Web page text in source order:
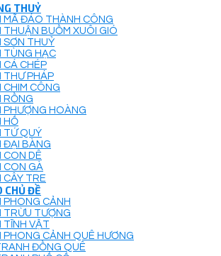
THUỶ
MÃ ĐÁO THÀNH CÔNG
THUẬN BUỒM XUÔI GIÓ
SƠN THUỶ
TÙNG HẠC
CÁ CHÉP
THƯ PHÁP
CHIM CÔNG
RỒNG
PHƯỢNG HOÀNG
HỔ
TỨ QUÝ
ĐẠI BÀNG
CON DÊ
CON GÀ
CÂY TRE
CHỦ ĐỀ
PHONG CẢNH
TRỪU TƯỢNG
TĨNH VẬT
PHONG CẢNH QUÊ HƯƠNG
ĐỒNG QUÊ